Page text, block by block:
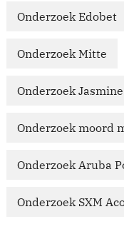
Onderzoek Edobet
Onderzoek Mitte
Onderzoek Jasmine
Onderzoek moord
Onderzoek Aruba
Onderzoek SXM